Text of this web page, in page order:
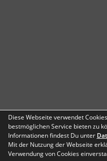
Team
Diese Webseite verwendet
bestmöglichen Service bieten zu
Informationen findest Du unter
Mit der Nutzung der Webseite
Verwendung von Cookies